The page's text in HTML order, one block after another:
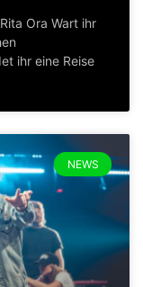
Ora Wart ihr
ihr eine Reise
NEWS